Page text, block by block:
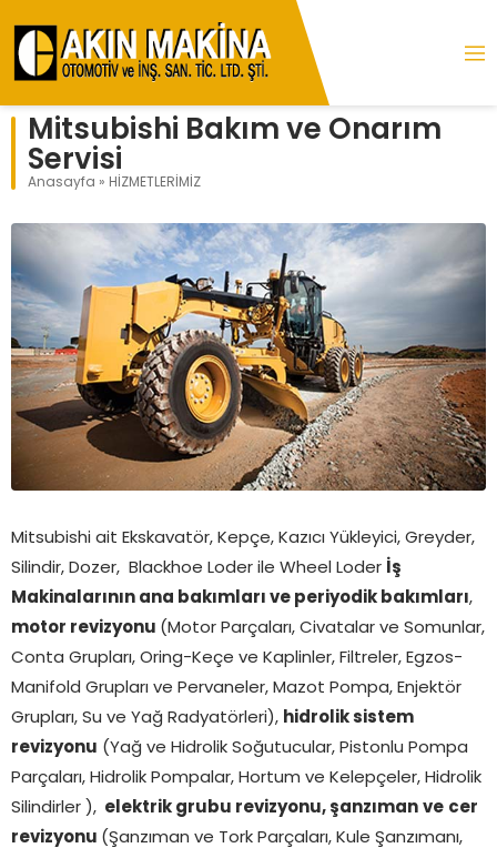
Mitsubishi Bakım ve Onarım
Servisi
Anasayfa » HİZMETLERİMİZ
Mitsubishi ait Ekskavatör, Kepçe, Kazıcı Yükleyici, Greyder,
Silindir, Dozer, Blackhoe Loder ile Wheel Loder
İş
Makinalarının ana bakımları ve periyodik bakımları ,
motor revizyonu (Motor Parçaları, Civatalar ve Somunlar,
Conta Grupları, Oring-Keçe ve Kaplinler, Filtreler, Egzos-
Manifold Grupları ve Pervaneler, Mazot Pompa, Enjektör
Grupları, Su ve Yağ Radyatörleri), hidrolik sistem
revizyonu (Yağ ve Hidrolik Soğutucular, Pistonlu Pompa
Parçaları, Hidrolik Pompalar, Hortum ve Kelepçeler, Hidrolik
Silindirler ), elektrik grubu revizyonu, şanzıman ve cer
revizyonu (Şanzıman ve Tork Parçaları, Kule Şanzımanı,